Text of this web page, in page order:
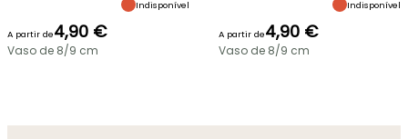
Indisponível
A partir de4,90 €
Vaso de 8/9 cm
Indisponível
A partir de4,90 €
Vaso de 8/9 cm